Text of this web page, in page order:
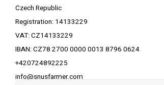
Czech Republic
Registration: 14133229
VAT: CZ14133229
IBAN: CZ78 2700 0000 0013 8796 0624
+420724892225
info@snusfarmer.com